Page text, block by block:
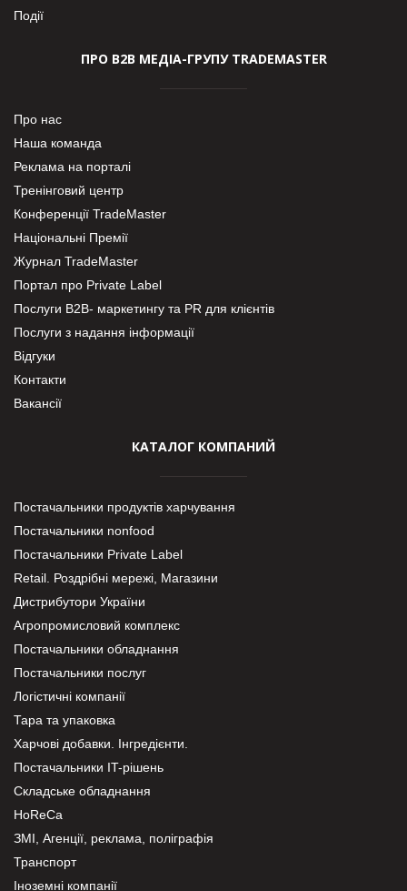
Події
ПРО В2В МЕДІА-ГРУПУ TRADEMASTER
Про нас
Наша команда
Реклама на порталі
Тренінговий центр
Конференції TradeMaster
Національні Премії
Журнал TradeMaster
Портал про Private Label
Послуги В2В- маркетингу та PR для клієнтів
Послуги з надання інформації
Відгуки
Контакти
Вакансії
КАТАЛОГ КОМПАНИЙ
Постачальники продуктів харчування
Постачальники nonfood
Постачальники Private Label
Retail. Роздрібні мережі, Магазини
Дистрибутори України
Агропромисловий комплекс
Постачальники обладнання
Постачальники послуг
Логістичні компанії
Тара та упаковка
Харчові добавки. Інгредієнти.
Постачальники IT-рішень
Складське обладнання
HoReCa
ЗМІ, Агенції, реклама, поліграфія
Транспорт
Іноземні компанії